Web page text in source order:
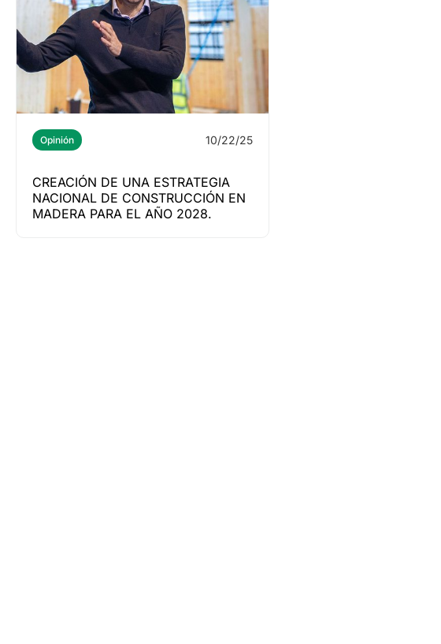
Opinión 10/22/25
CREACIÓN DE UNA ESTRATEGIA
NACIONAL DE CONSTRUCCIÓN EN
MADERA PARA EL AÑO 2028.